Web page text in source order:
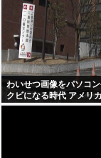
わいせつ画像をパソコ
クビになる時代 アメリ